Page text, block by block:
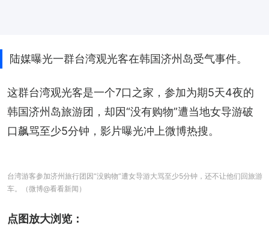
陆媒曝光一群台湾观光客在韩国济州岛受气事件。
这群台湾观光客是一个7口之家，参加为期5天4夜的
韩国济州岛旅游团，却因“没有购物”遭当地女导游破
口飙骂至少5分钟，影片曝光冲上微博热搜。
台湾游客参加济州旅行团因“没购物”遭女导游大骂至少5分钟，还不让他们回旅游
车。（微博@看看新闻）
点图放大浏览：